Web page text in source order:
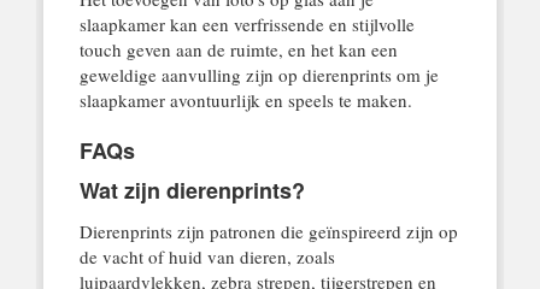
slaapkamer kan een verfrissende en stijlvolle
touch geven aan de ruimte, en het kan een
geweldige aanvulling zijn op dierenprints om je
slaapkamer avontuurlijk en speels te maken.
FAQs
Wat zijn dierenprints?
Dierenprints zijn patronen die geïnspireerd zijn op
de vacht of huid van dieren, zoals
luipaardvlekken, zebra strepen, tijgerstrepen en